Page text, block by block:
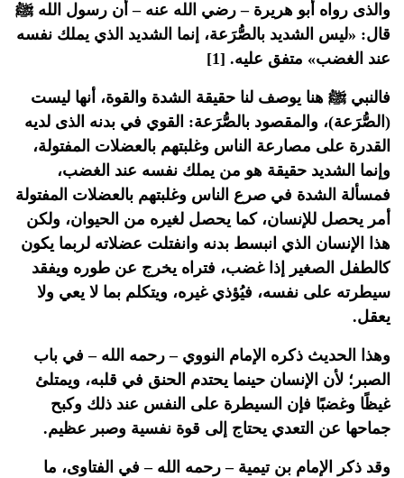
والذى رواه أبو هريرة – رضي الله عنه – أن رسول الله ﷺ
قال: «ليس الشديد بالصُّرَعة، إنما الشديد الذي يملك نفسه
عند الغضب» متفق عليه. [1]
فالنبي ﷺ هنا يوصف لنا حقيقة الشدة والقوة، أنها ليست
(الصُّرَعة)، والمقصود بالصُّرَعة: القوي في بدنه الذى لديه
القدرة على مصارعة الناس وغلبتهم بالعضلات المفتولة،
وإنما الشديد حقيقة هو من يملك نفسه عند الغضب،
فمسألة الشدة في صرع الناس وغلبتهم بالعضلات المفتولة
أمر يحصل للإنسان، كما يحصل لغيره من الحيوان، ولكن
هذا الإنسان الذي انبسط بدنه وانفتلت عضلاته لربما يكون
كالطفل الصغير إذا غضب، فتراه يخرج عن طوره ويفقد
سيطرته على نفسه، فيُؤذي غيره، ويتكلم بما لا يعي ولا
يعقل.
وهذا الحديث ذكره الإمام النووي – رحمه الله – في باب
الصبر؛ لأن الإنسان حينما يحتدم الحنق في قلبه، ويمتلئ
غيظًا وغضبًا فإن السيطرة على النفس عند ذلك وكبح
جماحها عن التعدي يحتاج إلى قوة نفسية وصبر عظيم.
وقد ذكر الإمام بن تيمية – رحمه الله – في الفتاوى، ما